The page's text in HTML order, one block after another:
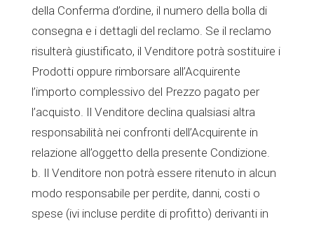
della Conferma d’ordine, il numero della bolla di
consegna e i dettagli del reclamo. Se il reclamo
risulterà giustificato, il Venditore potrà sostituire i
Prodotti oppure rimborsare all’Acquirente
l’importo complessivo del Prezzo pagato per
l’acquisto. Il Venditore declina qualsiasi altra
responsabilità nei confronti dell’Acquirente in
relazione all’oggetto della presente Condizione.
b. Il Venditore non potrà essere ritenuto in alcun
modo responsabile per perdite, danni, costi o
spese (ivi incluse perdite di profitto) derivanti in